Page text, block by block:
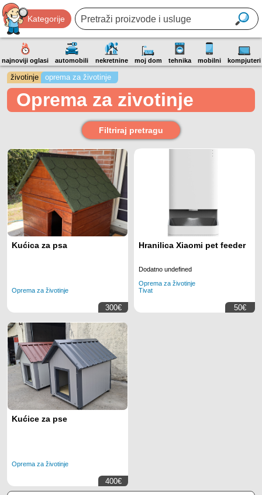
Kategorije
najnoviji oglasi automobili nekretnine moj dom tehnika mobilni kompjuteri
životinje oprema za životinje
Oprema za zivotinje
Filtriraj pretragu
Kućica za psa
Oprema za životinje
300€
Hranilica Xiaomi pet feeder
Dodatno undefined
Oprema za životinje
Tivat
50€
Kućice za pse
Oprema za životinje
400€